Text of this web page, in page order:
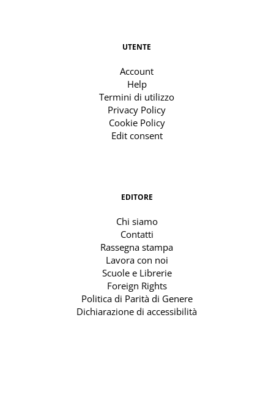
UTENTE
Account
Help
Termini di utilizzo
Privacy Policy
Cookie Policy
Edit consent
EDITORE
Chi siamo
Contatti
Rassegna stampa
Lavora con noi
Scuole e Librerie
Foreign Rights
Politica di Parità di Genere
Dichiarazione di accessibilità